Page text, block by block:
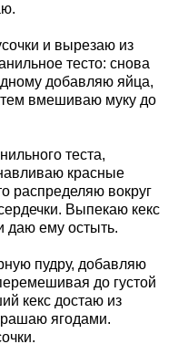
и вырезаю из
тесто: снова
добавляю яйца,
вмешиваю муку до
теста,
красные
распределяю вокруг
Выпекаю кекс
даю ему остыть.
пудру, добавляю
до густой
кекс достаю из
ягодами.